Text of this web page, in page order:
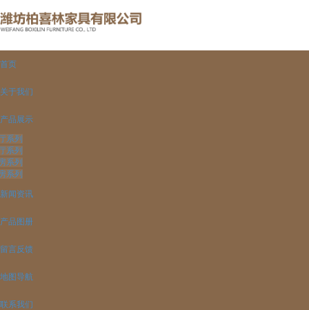
首页
关于我们
产品展示
系列
系列
系列
系列
新闻资讯
产品图册
留言反馈
地图导航
联系我们